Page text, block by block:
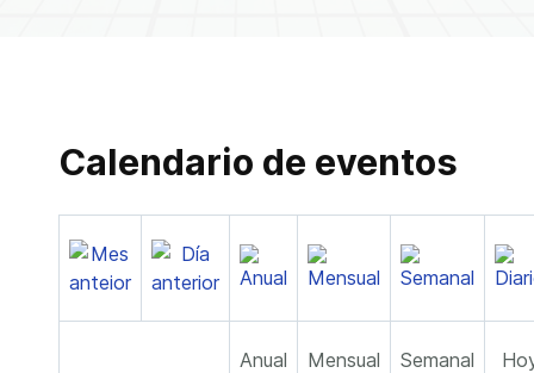
Calendario de eventos
Anual Mensual Semanal